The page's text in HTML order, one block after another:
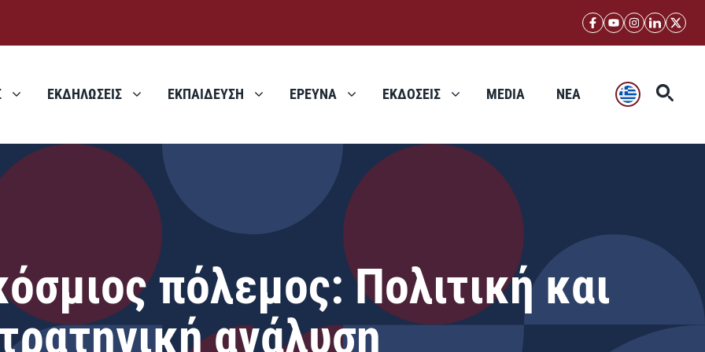
ΕΚΔΗΛΩΣΕΙΣ ΕΚΠΑΙΔΕΥΣΗ ΕΡΕΥΝΑ ΕΚΔΟΣΕΙΣ MEDIA ΝΕΑ
πόλεμος: Πολιτική και
ανάλυση